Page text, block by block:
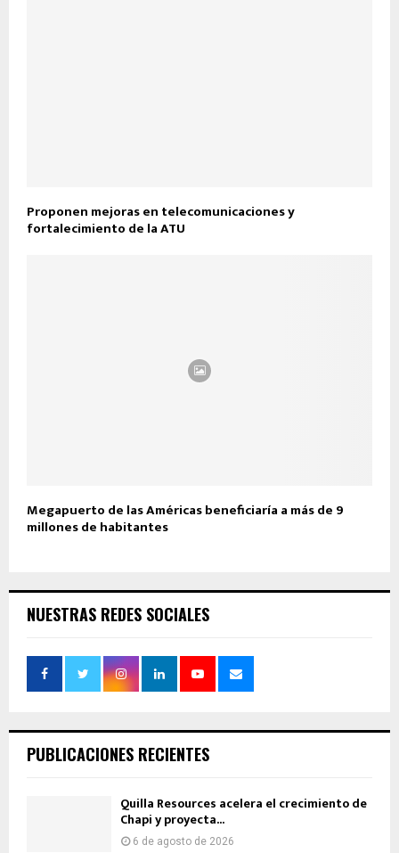
Proponen mejoras en telecomunicaciones y
fortalecimiento de la ATU
Megapuerto de las Américas beneficiaría a más de 9
millones de habitantes
NUESTRAS REDES SOCIALES
PUBLICACIONES RECIENTES
Quilla Resources acelera el crecimiento de
Chapi y proyecta...
6 de agosto de 2026